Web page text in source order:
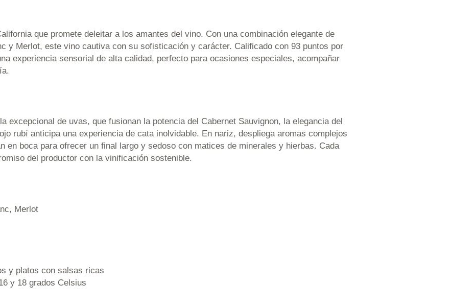
que promete deleitar a los amantes del vino. Con una combinación elegante de
y Merlot, este vino cautiva con su sofisticación y carácter. Calificado con 93 puntos por
experiencia sensorial de alta calidad, perfecto para ocasiones especiales, acompañar
excepcional de uvas, que fusionan la potencia del Cabernet Sauvignon, la elegancia del
rubí anticipa una experiencia de cata inolvidable. En nariz, despliega aromas complejos
boca para ofrecer un final largo y sedoso con matices de minerales y hierbas. Cada
del productor con la vinificación sostenible.
Merlot
y platos con salsas ricas
y 18 grados Celsius